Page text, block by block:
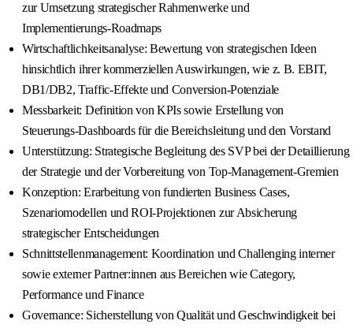
zur Umsetzung strategischer Rahmenwerke und
Implementierungs‑Roadmaps
Wirtschaftlichkeitsanalyse: Bewertung von strategischen Ideen
hinsichtlich ihrer kommerziellen Auswirkungen, wie z. B. EBIT,
DB1/DB2, Traffic‑Effekte und Conversion‑Potenziale
Messbarkeit: Definition von KPIs sowie Erstellung von
Steuerungs‑Dashboards für die Bereichsleitung und den Vorstand
Unterstützung: Strategische Begleitung des SVP bei der Detaillierung
der Strategie und der Vorbereitung von Top‑Management‑Gremien
Konzeption: Erarbeitung von fundierten Business Cases,
Szenariomodellen und ROI‑Projektionen zur Absicherung
strategischer Entscheidungen
Schnittstellenmanagement: Koordination und Challenging interner
sowie externer Partner:innen aus Bereichen wie Category,
Performance und Finance
Governance: Sicherstellung von Qualität und Geschwindigkeit bei